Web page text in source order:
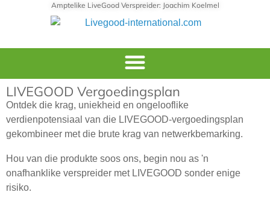
Amptelike LiveGood Verspreider: Joachim Koelmel
LIVEGOOD Vergoedingsplan
Ontdek die krag, uniekheid en ongelooflike
verdienpotensiaal van die LIVEGOOD-vergoedingsplan
gekombineer met die brute krag van netwerkbemarking.
Hou van die produkte soos ons, begin nou as 'n
onafhanklike verspreider met LIVEGOOD sonder enige
risiko.